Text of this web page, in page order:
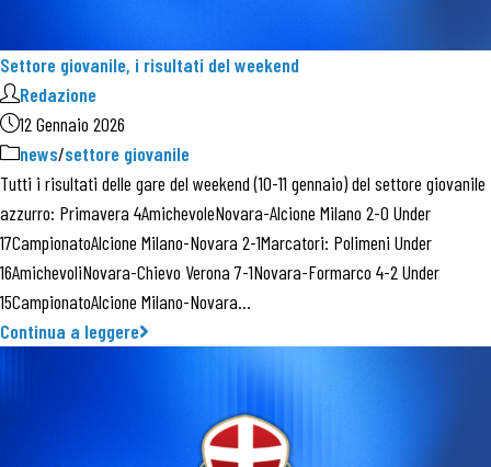
Settore giovanile, i risultati del weekend
Redazione
12 Gennaio 2026
news/settore giovanile
Tutti i risultati delle gare del weekend (10-11 gennaio) del settore giovanile
azzurro: Primavera 4AmichevoleNovara-Alcione Milano 2-0 Under
17CampionatoAlcione Milano-Novara 2-1Marcatori: Polimeni Under
16AmichevoliNovara-Chievo Verona 7-1Novara-Formarco 4-2 Under
15CampionatoAlcione Milano-Novara…
Continua a leggere